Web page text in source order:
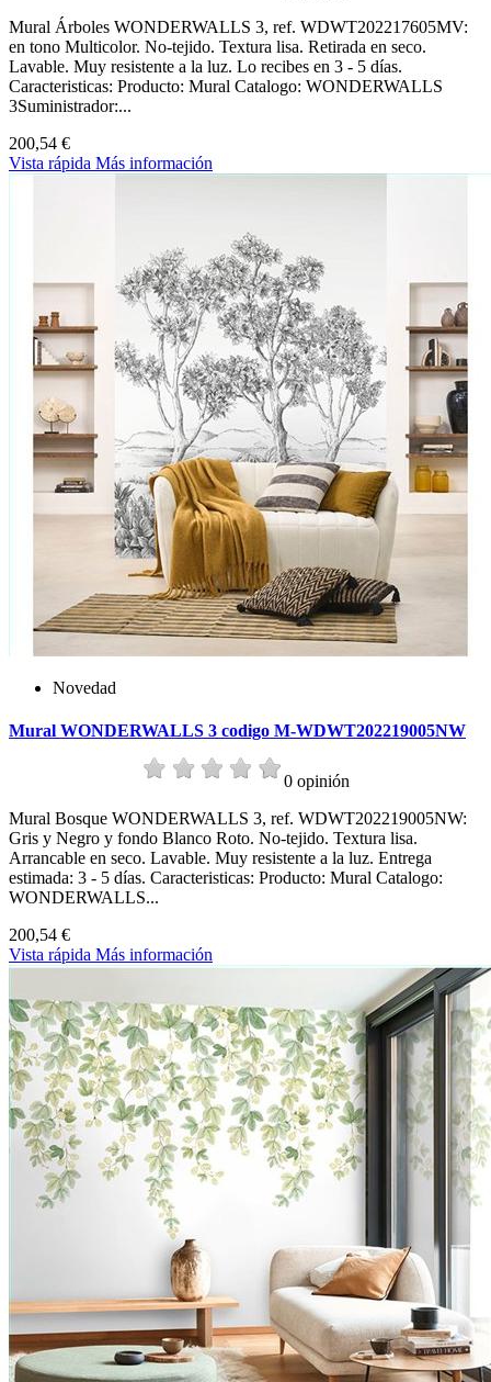
Mural Árboles WONDERWALLS 3, ref. WDWT202217605MV:
en tono Multicolor. No-tejido. Textura lisa. Retirada en seco.
Lavable. Muy resistente a la luz. Lo recibes en 3 - 5 días.
Caracteristicas: Producto: Mural Catalogo: WONDERWALLS
3Suministrador:...
200,54 €
Vista rápida Más información
Novedad
Mural WONDERWALLS 3 codigo M-WDWT202219005NW
0 opinión
Mural Bosque WONDERWALLS 3, ref. WDWT202219005NW:
Gris y Negro y fondo Blanco Roto. No-tejido. Textura lisa.
Arrancable en seco. Lavable. Muy resistente a la luz. Entrega
estimada: 3 - 5 días. Caracteristicas: Producto: Mural Catalogo:
WONDERWALLS...
200,54 €
Vista rápida Más información